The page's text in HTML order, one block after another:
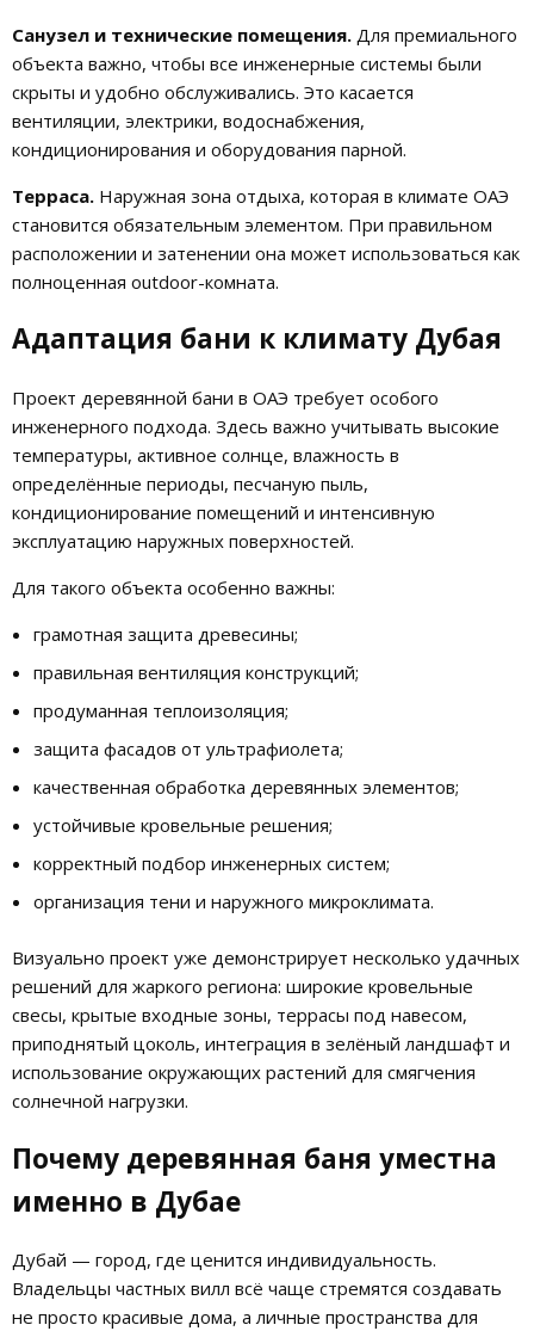
Санузел и технические помещения. Для премиального
объекта важно, чтобы все инженерные системы были
скрыты и удобно обслуживались. Это касается
вентиляции, электрики, водоснабжения,
кондиционирования и оборудования парной.
Терраса. Наружная зона отдыха, которая в климате ОАЭ
становится обязательным элементом. При правильном
расположении и затенении она может использоваться как
полноценная outdoor-комната.
Адаптация бани к климату Дубая
Проект деревянной бани в ОАЭ требует особого
инженерного подхода. Здесь важно учитывать высокие
температуры, активное солнце, влажность в
определённые периоды, песчаную пыль,
кондиционирование помещений и интенсивную
эксплуатацию наружных поверхностей.
Для такого объекта особенно важны:
грамотная защита древесины;
правильная вентиляция конструкций;
продуманная теплоизоляция;
защита фасадов от ультрафиолета;
качественная обработка деревянных элементов;
устойчивые кровельные решения;
корректный подбор инженерных систем;
организация тени и наружного микроклимата.
Визуально проект уже демонстрирует несколько удачных
решений для жаркого региона: широкие кровельные
свесы, крытые входные зоны, террасы под навесом,
приподнятый цоколь, интеграция в зелёный ландшафт и
использование окружающих растений для смягчения
солнечной нагрузки.
Почему деревянная баня уместна
именно в Дубае
Дубай — город, где ценится индивидуальность.
Владельцы частных вилл всё чаще стремятся создавать
не просто красивые дома, а личные пространства для